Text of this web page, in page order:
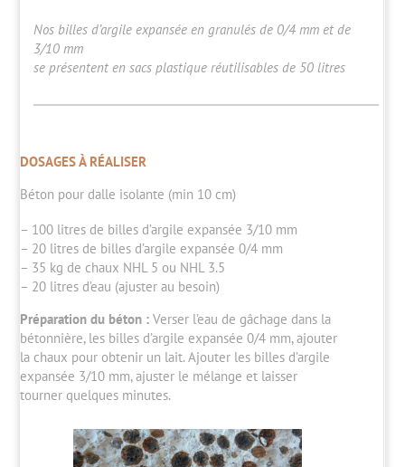
Nos billes d’argile expansée en granulés de 0/4 mm et de
3/10 mm
se présentent en sacs plastique réutilisables de 50 litres
DOSAGES À RÉALISER
Béton pour dalle isolante (min 10 cm)
– 100 litres de billes d’argile expansée 3/10 mm
– 20 litres de billes d’argile expansée 0/4 mm
– 35 kg de chaux NHL 5 ou NHL 3.5
– 20 litres d’eau (ajuster au besoin)
Préparation du béton : Verser l’eau de gâchage dans la
bétonnière, les billes d’argile expansée 0/4 mm, ajouter
la chaux pour obtenir un lait. Ajouter les billes d’argile
expansée 3/10 mm, ajuster le mélange et laisser
tourner quelques minutes.